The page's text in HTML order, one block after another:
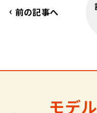
前の記事へ
モデ